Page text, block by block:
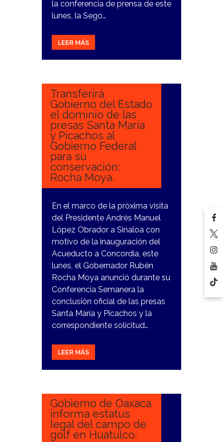
la conferencia de prensa de este
lunes, la Sego…
LEER MÁS
20
Transferirá
Gobierno del Estado
el dominio de las
presas Santa María
y Picachos al
Gobierno Federal
para su
conservación:
Rocha Moya.
En el marco de la próxima visita
del Presidente Andrés Manuel
López Obrador a Sinaloa con
motivo de la inauguración del
Acueducto a Concordia, este
lunes, el Gobernador Rubén
Rocha Moya anunció durante su
Conferencia Semanera la
conclusión oficial de las presas
Santa María y Picachos y la
correspondiente solicitud…
LEER MÁS
16
Gobierno de Oaxaca
informa estatus
legal del campo de
golf en Huatulco.